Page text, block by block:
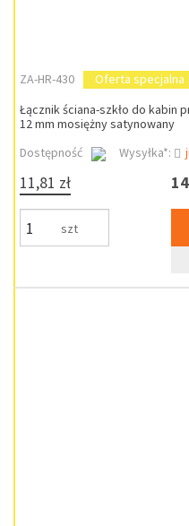
ZA-HR-430
Oferta specjalna
Łącznik ściana-szkło do kabin
12 mm mosiężny satynowany
Dostępność
Wysyłka*:
11,81 zł
szt